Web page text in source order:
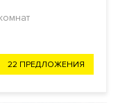
22 ПРЕДЛОЖЕНИЯ